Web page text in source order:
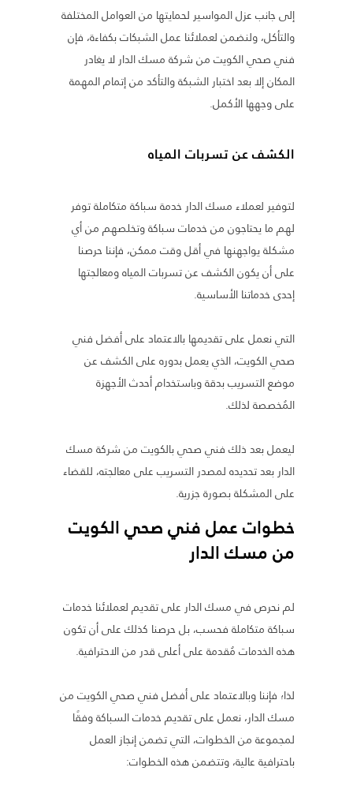
إلى جانب عزل المواسير لحمايتها من العوامل المختلفة
والتأكل، ولنضمن لعملائنا عمل الشبكات بكفاءة، فإن
فني صحي الكويت من شركة مسك الدار لا يغادر
المكان إلا بعد اختبار الشبكة والتأكد من إتمام المهمة
على وجهها الأكمل.
الكشف عن تسربات المياه
لتوفير لعملاء مسك الدار خدمة سباكة متكاملة توفر
لهم ما يحتاجون من خدمات سباكة وتخلصهم من أي
مشكلة يواجهنها في أقل وقت ممكن، فإننا حرصنا
على أن يكون الكشف عن تسربات المياه ومعالجتها
إحدى خدماتنا الأساسية.
التي نعمل على تقديمها بالاعتماد على أفضل فني
صحي الكويت، الذي يعمل بدوره على الكشف عن
موضع التسريب بدقة وباستخدام أحدث الأجهزة
المُخصصة لذلك.
ليعمل بعد ذلك فني صحي بالكويت من شركة مسك
الدار بعد تحديده لمصدر التسريب على معالجته، للقضاء
على المشكلة بصورة جزرية.
خطوات عمل فني صحي الكويت
من مسك الدار
لم نحرص في مسك الدار على تقديم لعملائنا خدمات
سباكة متكاملة فحسب، بل حرصنا كذلك على أن تكون
هذه الخدمات مُقدمة على أعلى قدر من الاحترافية.
لذا؛ فإننا وبالاعتماد على أفضل فني صحي الكويت من
مسك الدار، نعمل على تقديم خدمات السباكة وفقًا
لمجموعة من الخطوات، التي تضمن إنجاز العمل
باحترافية عالية، وتتضمن هذه الخطوات: